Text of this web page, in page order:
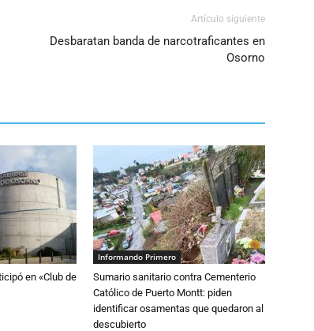
Artículo siguiente
Desbaratan banda de narcotraficantes en
Osorno
en «Club de
Informando Primero
Sumario sanitario contra Cementerio
Católico de Puerto Montt: piden
identificar osamentas que quedaron al
descubierto